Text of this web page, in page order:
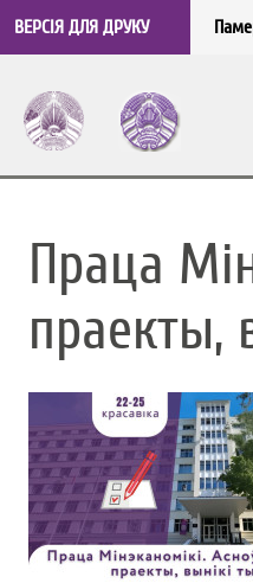
ВЕРСІЯ ДЛЯ ДРУКУ
Праца
праекты,